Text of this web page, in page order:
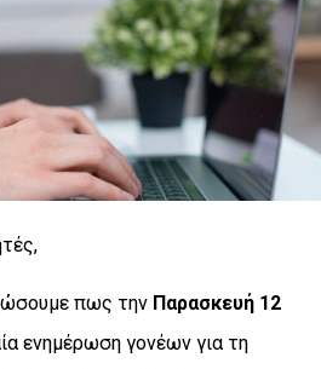
πως την Παρασκευή 12
ενημέρωση γονέων για τη